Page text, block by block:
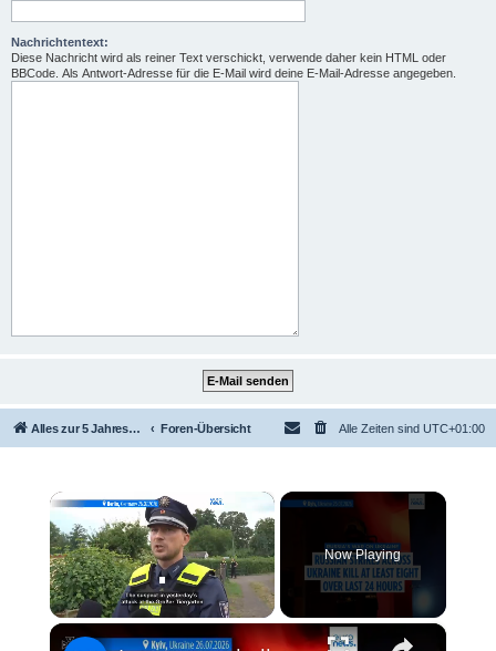
Nachrichtentext:
Diese Nachricht wird als reiner Text verschickt, verwende daher kein HTML oder
BBCode. Als Antwort-Adresse für die E-Mail wird deine E-Mail-Adresse angegeben.
Alles zur 5 Jahreswertung / Tabelle der UEFA mit vielen Statistiken. Foren-Übersicht Alle Zeiten sind UTC+01:00
×
Now Playing
×